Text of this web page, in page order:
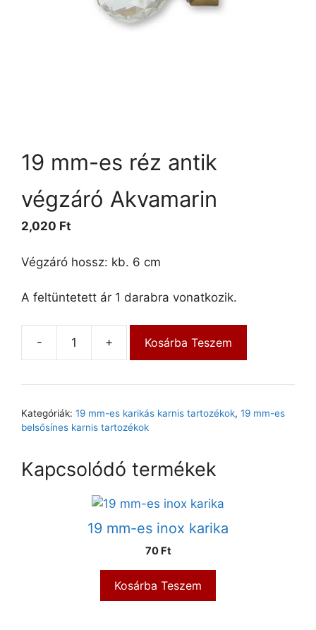
19 mm-es réz antik
végzáró Akvamarin
2,020 Ft
Végzáró hossz: kb. 6 cm
A feltüntetett ár 1 darabra vonatkozik.
- + Kosárba Teszem
Kategóriák: 19 mm-es karikás karnis tartozékok, 19 mm-es
belsősínes karnis tartozékok
Kapcsolódó termékek
19 mm-es inox karika
70 Ft
Kosárba Teszem